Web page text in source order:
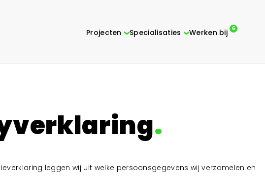
Projecten
Bekijk projecten
Specialisaties
Distributiecentra
Industriebouw
Werken bij 6
Bekijk projecten
Bedrijfshallen
Kantoren
leggen wij uit welke persoonsgegevens wij verzamelen en